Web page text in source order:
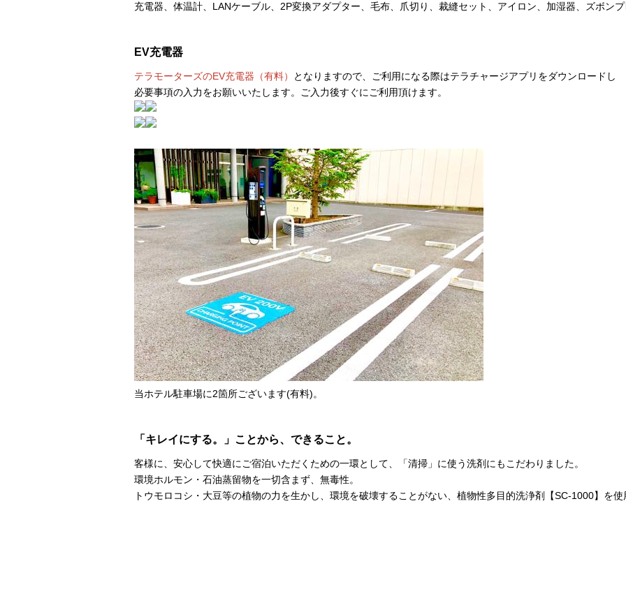
充電器、体温計、LANケーブル、2P変換アダプター、毛布、爪切り、裁縫セット、アイロン、加湿器、ズボンプ
EV充電器
テラモーターズのEV充電器（有料）
となりますので、ご利用になる際はテラチャージアプリをダウンロードし
必要事項の入力をお願いいたします。ご入力後すぐにご利用頂けます。
当ホテル駐車場に2箇所ございます(有料)。
「キレイにする。」ことから、できること。
客様に、安心して快適にご宿泊いただくための一環として、「清掃」に使う洗剤にもこだわりました。
環境ホルモン・石油蒸留物を一切含まず、無毒性。
トウモロコシ・大豆等の植物の力を生かし、環境を破壊することがない、植物性多目的洗浄剤【SC-1000】を使